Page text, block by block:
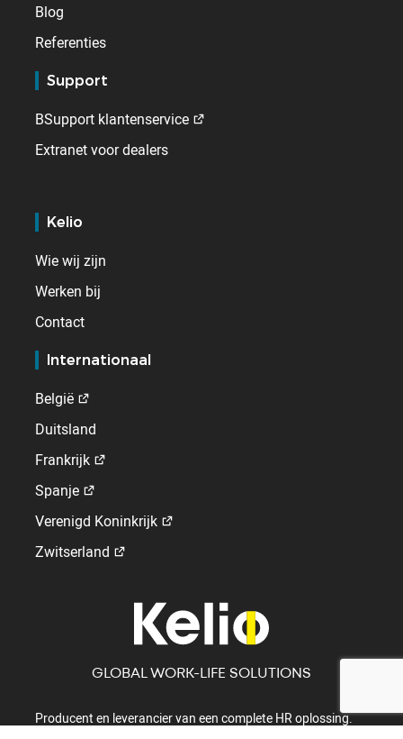
Blog
Referenties
Support
BSupport klantenservice
Extranet voor dealers
Kelio
Wie wij zijn
Werken bij
Contact
Internationaal
België
Duitsland
Frankrijk
Spanje
Verenigd Koninkrijk
Zwitserland
GLOBAL WORK-LIFE SOLUTIONS
Producent en leverancier van een complete HR oplossing.